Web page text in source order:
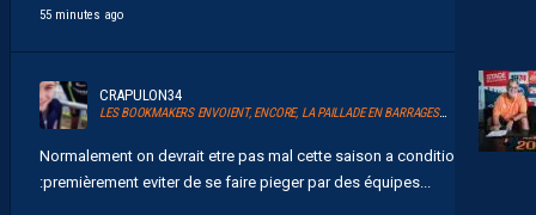
55 minutes ago
CRAPULON34
LES BOOKMAKERS ENVOIENT, ENCORE, LA PAILLADE EN BARRAGES D’ACCESSION À LA LIGUE 1
Normalement on devrait etre pas mal cette saison a condition de
:premièrement eviter de se faire pieger par des équipes...